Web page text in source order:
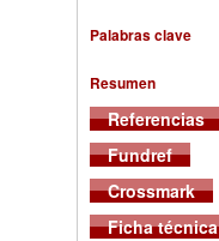
Palabras clave
Resumen
Referencias
Fundref
Crossmark
Ficha técnica